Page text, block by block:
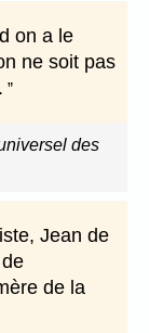
on a le
ne soit pas
des
Jean de
de la